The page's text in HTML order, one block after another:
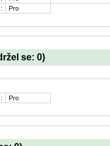
: Pro
se: 0)
: Pro